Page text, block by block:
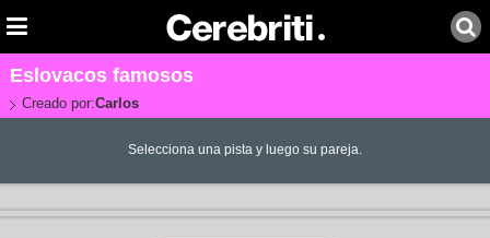
Eslovacos famosos
Creado por:Carlos
Selecciona una pista y luego su pareja.